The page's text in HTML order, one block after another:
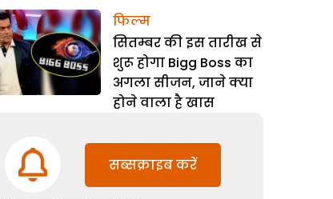
फिल्म
सितम्बर की इस तारीख से
शुरू होगा Bigg Boss का
अगला सीजन, जाने क्या
होने वाला है खास
सब्सक्राइब करें